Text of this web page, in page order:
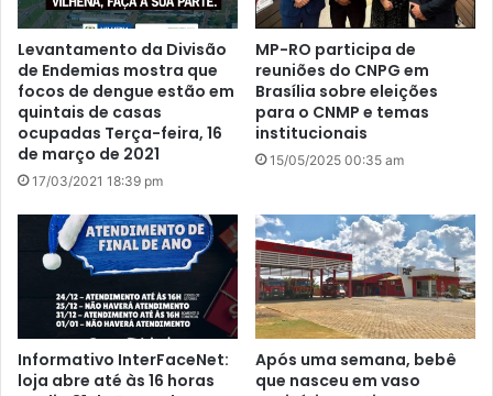
Levantamento da Divisão
de Endemias mostra que
focos de dengue estão em
quintais de casas
ocupadas Terça-feira, 16
de março de 2021
17/03/2021 18:39 pm
MP-RO participa de
reuniões do CNPG em
Brasília sobre eleições
para o CNMP e temas
institucionais
15/05/2025 00:35 am
Informativo InterFaceNet:
loja abre até às 16 horas
Após uma semana, bebê
que nasceu em vaso